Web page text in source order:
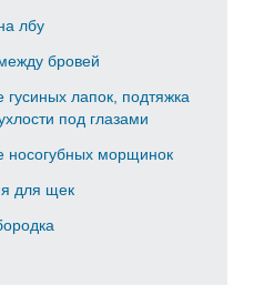
лбу
бровей
гусиных лапок, подтяжка
под глазами
носогубных морщинок
для щек